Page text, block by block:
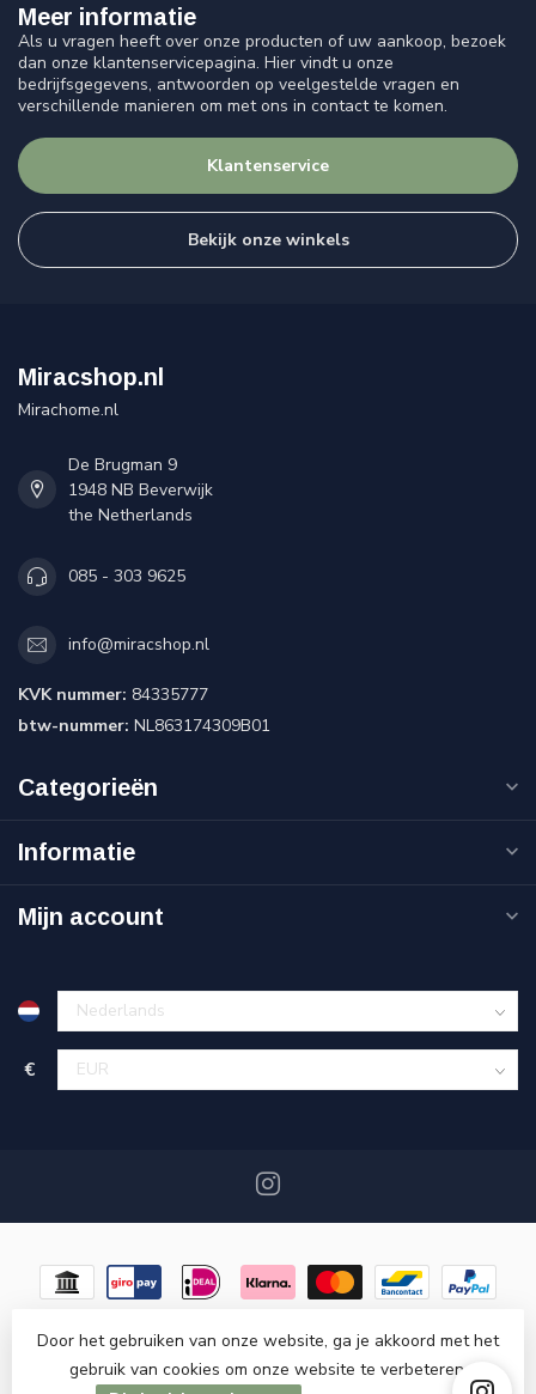
Meer informatie
Als u vragen heeft over onze producten of uw aankoop, bezoek
dan onze klantenservicepagina. Hier vindt u onze
bedrijfsgegevens, antwoorden op veelgestelde vragen en
verschillende manieren om met ons in contact te komen.
Klantenservice
Bekijk onze winkels
Miracshop.nl
Mirachome.nl
De Brugman 9
1948 NB Beverwijk
the Netherlands
085 - 303 9625
info@miracshop.nl
KVK nummer: 84335777
btw-nummer: NL863174309B01
Categorieën
Informatie
Mijn account
€
© Copyright 2026 Miracshop.nl- Powered byLightspeed-
Door het gebruiken van onze website, ga je akkoord met het
gebruik van cookies om onze website te verbeteren.